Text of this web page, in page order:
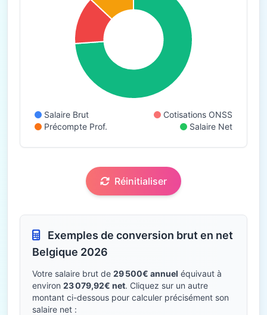
Salaire Brut
Cotisations ONSS
Précompte Prof.
Salaire Net
Réinitialiser
Exemples de conversion brut en net
Belgique 2026
Votre salaire brut de 29 500€ annuel équivaut à
environ 23 079,92€ net. Cliquez sur un autre
montant ci-dessous pour calculer précisément son
salaire net :